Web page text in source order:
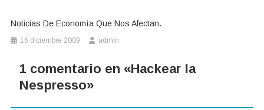
Noticias De Economía Que Nos Afectan.
16 diciembre 2009 admin
1 comentario en «Hackear la
Nespresso»